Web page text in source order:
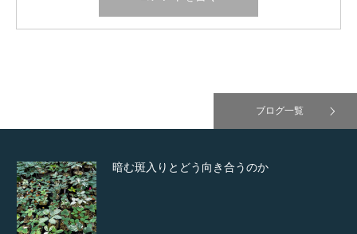
ブログ一覧
暗む斑入りとどう向き合うのか